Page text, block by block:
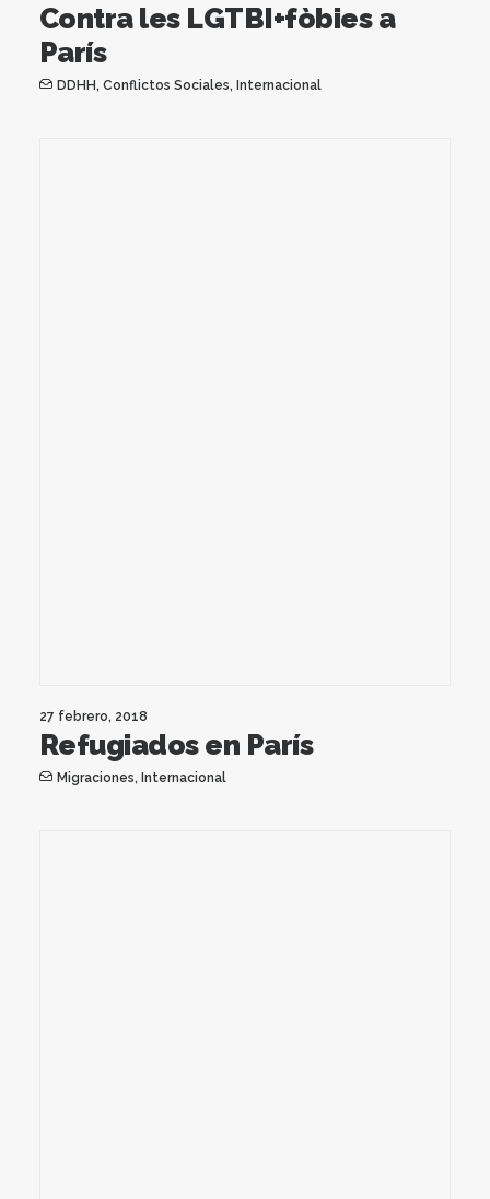
Contra les LGTBI+fòbies a
París
DDHH, Conflictos Sociales, Internacional
27 febrero, 2018
Refugiados en París
Migraciones, Internacional